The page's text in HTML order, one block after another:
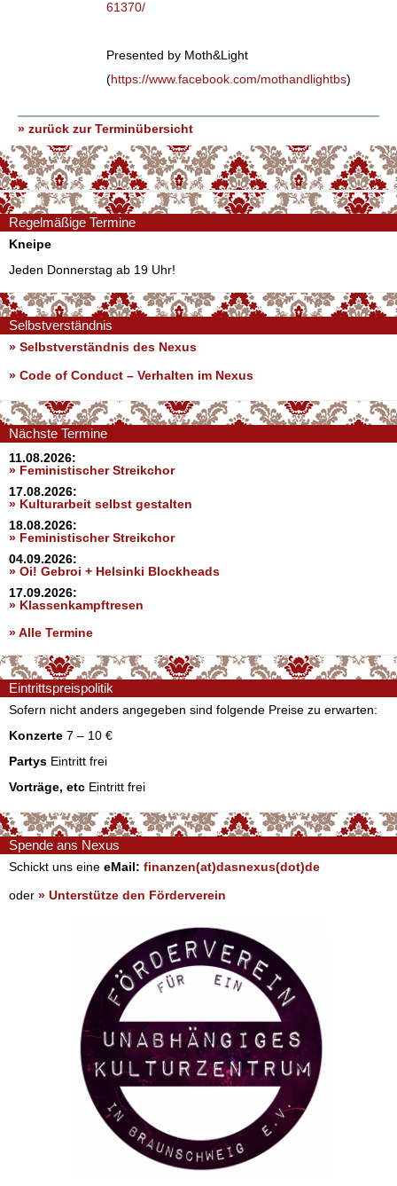
61370/
Presented by Moth&Light
(https://www.facebook.com/mothandlightbs)
» zurück zur Terminübersicht
Regelmäßige Termine
Kneipe
Jeden Donnerstag ab 19 Uhr!
Selbstverständnis
» Selbstverständnis des Nexus
» Code of Conduct – Verhalten im Nexus
Nächste Termine
11.08.2026:
» Feministischer Streikchor
17.08.2026:
» Kulturarbeit selbst gestalten
18.08.2026:
» Feministischer Streikchor
04.09.2026:
» Oi! Gebroi + Helsinki Blockheads
17.09.2026:
» Klassenkampftresen
» Alle Termine
Eintrittspreispolitik
Sofern nicht anders angegeben sind folgende Preise zu erwarten:
Konzerte 7 – 10 €
Partys Eintritt frei
Vorträge, etc Eintritt frei
Spende ans Nexus
Schickt uns eine eMail: finanzen(at)dasnexus(dot)de
oder » Unterstütze den Förderverein